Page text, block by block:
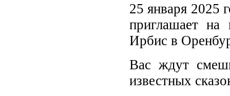
25 января 2025
приглашает на
Ирбис в
Вас ждут
известных